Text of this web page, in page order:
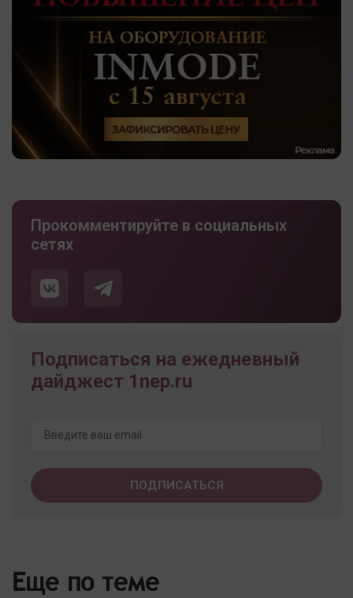
Прокомментируйте в социальных
сетях
Подписаться на ежедневный
дайджест 1nep.ru
Еще по теме